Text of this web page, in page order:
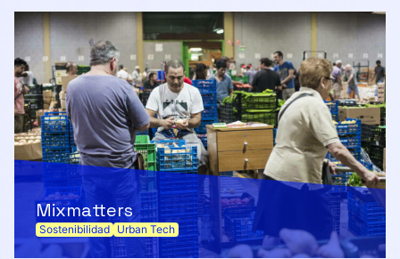
Mixmatters
Sostenibilidad Urban Tech